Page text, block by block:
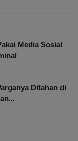
Media Sosial
Ditahan di